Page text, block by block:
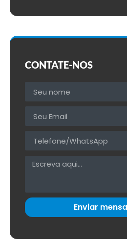
CONTATE-NOS
Enviar